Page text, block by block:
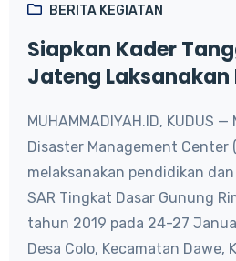
BERITA KEGIATAN
Siapkan Kader
Jateng Laksanakan
MUHAMMADIYAH.ID, KUDUS
Disaster Management Center
melaksanakan pendidikan
SAR Tingkat Dasar Gunung
tahun 2019 pada 24-27
Desa Colo, Kecamatan Dawe,